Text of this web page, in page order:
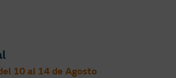
10 al 14 de Agosto